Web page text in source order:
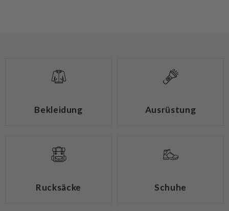
Bekleidung Ausrüstung
Rucksäcke Schuhe